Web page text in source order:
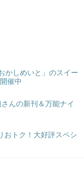
かしめいと」のスイー
催中
んの新刊＆万能ナイ
おトク！大好評スペシ